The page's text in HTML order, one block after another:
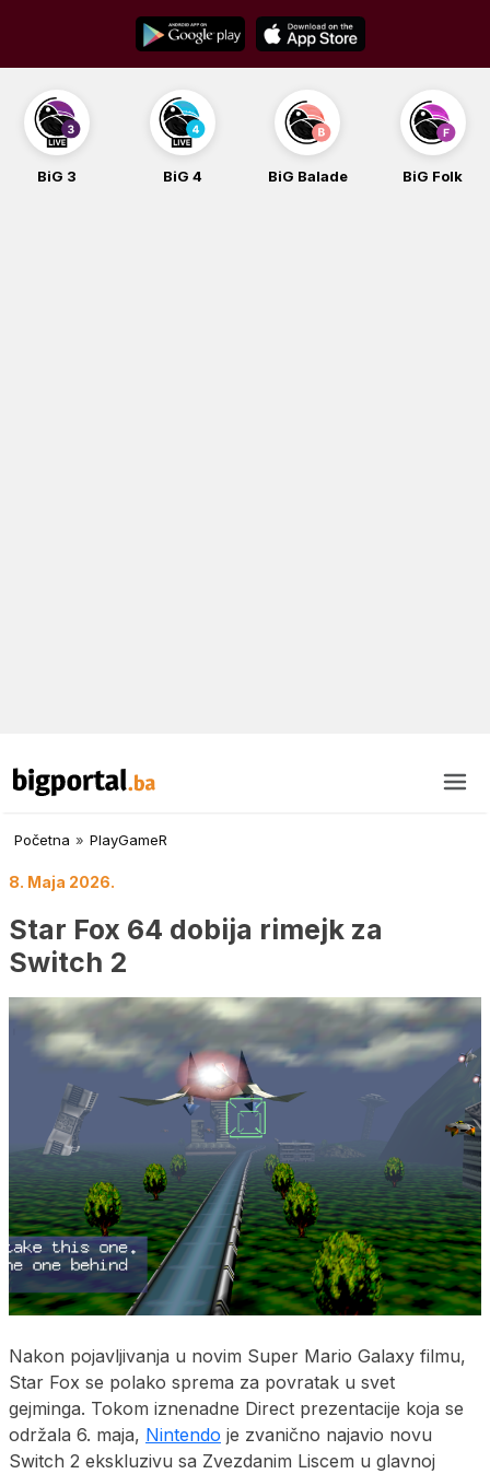
content
BiG Balade BiG Folk
Početna » PlayGameR
8. Maja 2026.
Star Fox 64 dobija rimejk za
Switch 2
Nakon pojavljivanja u novim Super Mario Galaxy filmu,
Star Fox se polako sprema za povratak u svet
gejminga. Tokom iznenadne Direct prezentacije koja se
održala 6. maja, Nintendo je zvanično najavio novu
Switch 2 ekskluzivu sa Zvezdanim Liscem u glavnoj